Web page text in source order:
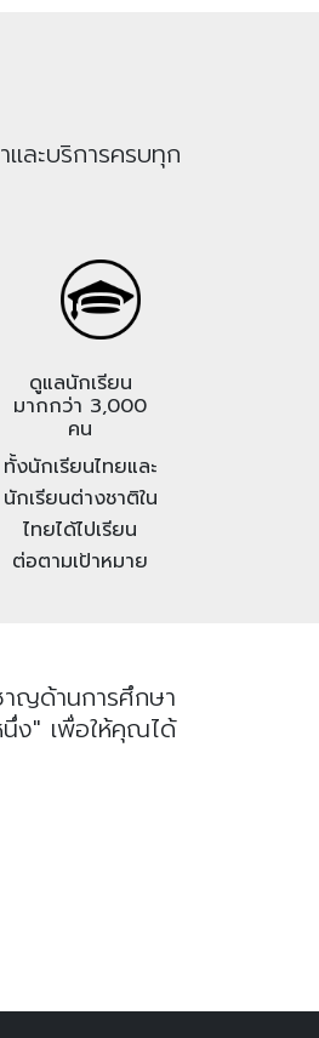
ละบริการครบทุก
ดูแลนักเรียน
มากกว่า 3,000
คน
ทั้งนักเรียนไทยและ
นักเรียนต่างชาติใน
ไทยได้ไปเรียน
ต่อตามเป้าหมาย
าญด้านการศึกษา
ง" เพื่อให้คุณได้